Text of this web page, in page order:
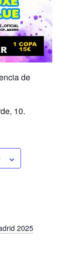
de
10.
2025